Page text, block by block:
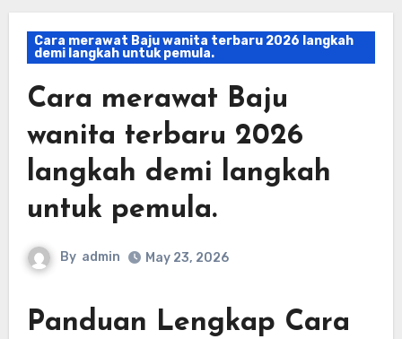
Cara merawat Baju wanita terbaru 2026 langkah
demi langkah untuk pemula.
Cara merawat Baju
wanita terbaru 2026
langkah demi langkah
untuk pemula.
By admin May 23, 2026
Panduan Lengkap Cara